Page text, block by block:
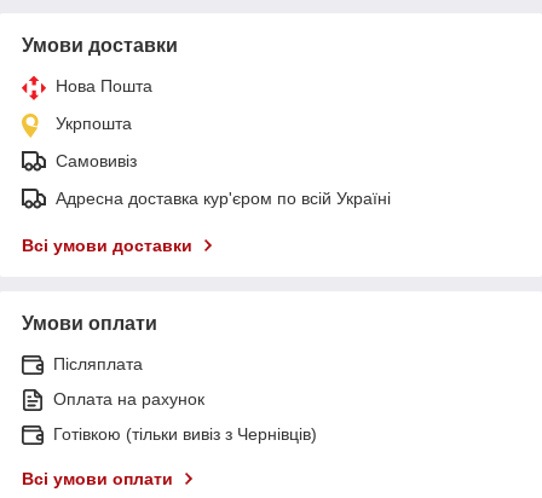
Умови доставки
Нова Пошта
Укрпошта
Самовивіз
Адресна доставка кур'єром по всій Україні
Всі умови доставки
Умови оплати
Післяплата
Оплата на рахунок
Готівкою (тільки вивіз з Чернівців)
Всі умови оплати